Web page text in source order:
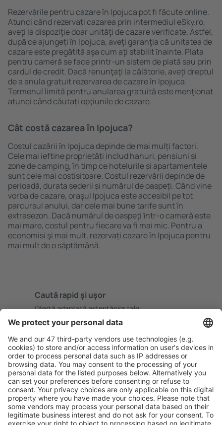
Rezervările pentru cazare în Ipojuca pot fi făcute online.
Atunci când rezervați cazarea prin intermediul eSky.ro,
aveţi la dispoziţie doar unităţi de cazare verificate. Astfel,
după ce ajungeți în Ipojuca, aveţi garanţia că unitatea de
cazare este pregătită aşa cum aţi stabilit ȋnainte. Plata
pentru cameră se face printr-un sistem de plată sau prin
cardul de credit. Dacă renunţaţi la călătorie, aveți dreptul
de a anula gratuit rezervarea de cazare în Ipojuca.
Termenul limită pentru anularea gratuită este menţionat
atunci când căutați opţiunile de cazare.
Cât costă cazarea în Ipojuca?
Costul cazării în Ipojuca depinde de mai mulți factori.
Cele mai ieftine proprietăți includ hanuri, pensiuni și
zone de camping, în timp ce hotelurile și apartamentele
sunt cele mai costisitoare. Costul rezervării depinde de
perioadă, durata șederii și numărul de oaspeți. Când vine
vorba de cazare, oraşul Ipojuca este accesibil pe tot
parcursul anului, dar cele mai bune tarife sunt în
extrasezon. Dacă numărul de oaspeţi ȋntr-o cameră este
mai mare, costul pentru fiecare va fi mai mic. Pentru a
economisi şi mai mult, rezervați cazare în Ipojuca pentru
mai mult de o săptămână.
Caută rapid şi uşor
Ofertă adaptată aşteptărilor tale.
Planifică ȋn siguranţă
Rezervare fără griji cu opțiune gratuită de anulare.
Economiseşte mai mult
Prețuri atractive și oferte speciale pentru utilizatorii
conectați.